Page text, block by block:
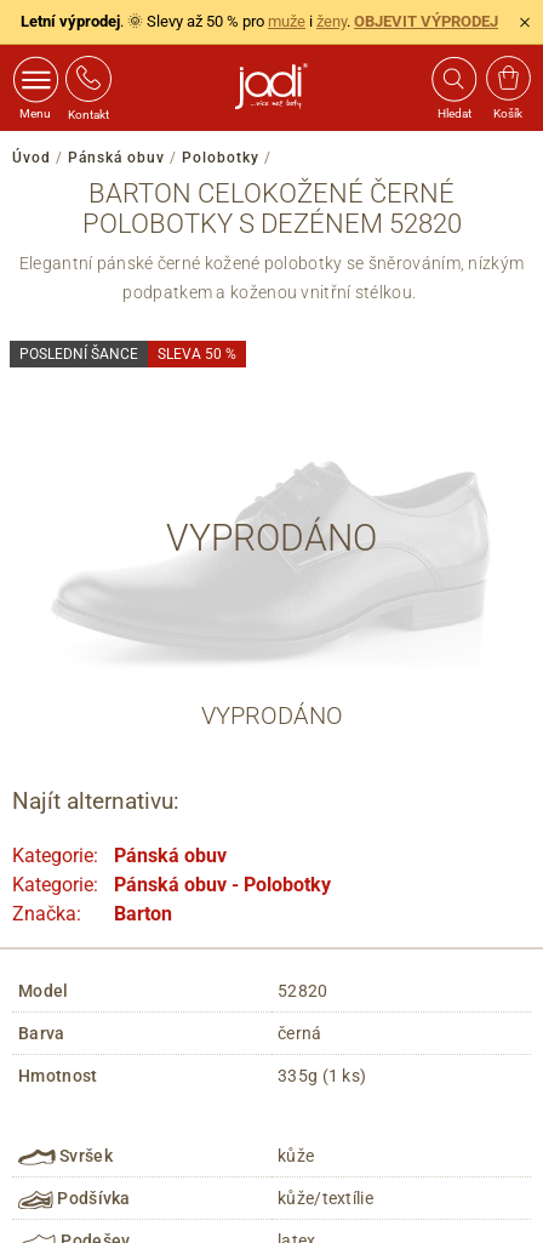
Letní výprodej. 🌞 Slevy až 50 % pro muže i ženy. OBJEVIT VÝPRODEJ
Menu Kontakt Hledat Košík
Úvod / Pánská obuv / Polobotky /
BARTON CELOKOŽENÉ ČERNÉ
POLOBOTKY S DEZÉNEM 52820
Elegantní pánské černé kožené polobotky se šněrováním, nízkým
podpatkem a koženou vnitřní stélkou.
VYPRODÁNO
POSLEDNÍ ŠANCE SLEVA 50 %
VYPRODÁNO
Najít alternativu:
Kategorie:
Pánská obuv
Kategorie:
Pánská obuv - Polobotky
Značka:
Barton
Model 52820
Barva černá
Hmotnost 335g (1 ks)
Svršek kůže
Podšívka kůže/textílie